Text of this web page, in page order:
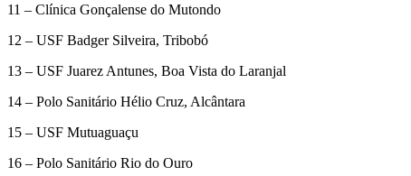
11 – Clínica Gonçalense do Mutondo
12 – USF Badger Silveira, Tribobó
13 – USF Juarez Antunes, Boa Vista do Laranjal
14 – Polo Sanitário Hélio Cruz, Alcântara
15 – USF Mutuaguaçu
16 – Polo Sanitário Rio do Ouro